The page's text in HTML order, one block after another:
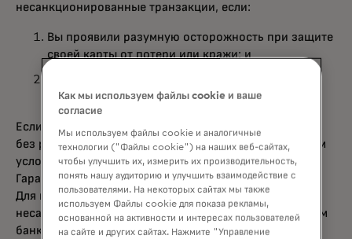
несанкционированные транзакции, если:
Вы проявили разумную осторожность при защите
своей карты от потери или кражи; и
потере или краже карты.
Если вы считаете, что вашим счетом воспользовались
без разрешения, и вы соответствуете вышеуказанным
условиям, можете быть уверены, что вы защищены
Гарантией нулевой ответственности от Mastercard.
Для получения дополнительной защиты в отношении
несанкционированных транзакций свяжитесь с вашим
банком или кредитной организацией. Примечание:
Как мы используем файлы cookie и ваше
согласие
Мы используем файлы cookie и аналогичные
технологии ("Файлы cookie") на наших веб-сайтах,
чтобы улучшить их, измерить их производительность,
понять нашу аудиторию и улучшить взаимодействие с
пользователями. На некоторых сайтах мы также
используем Файлы cookie для показа рекламы,
основанной на активности и интересах пользователей
на сайте и других сайтах. Нажмите "Управление